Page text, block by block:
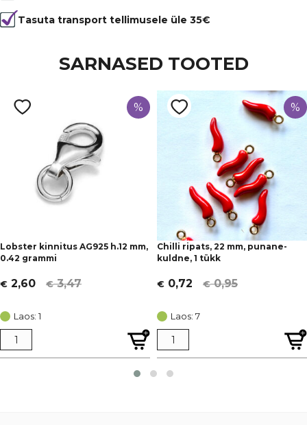
Tasuta transport tellimusele üle 35€
SARNASED TOOTED
%
Lobster kinnitus AG925 h.12 mm,
0.42 grammi
€3,47
Algne
oli:
€ 3,47.
€ 2,60
Current
is:
€ 2,60.
Laos: 1
%
Chilli ripats, 22 mm, punane-
kuldne, 1 tükk
€0,95
Algne
oli:
€ 0,95.
€ 0,72
Current
is:
€ 0,72.
Laos: 7